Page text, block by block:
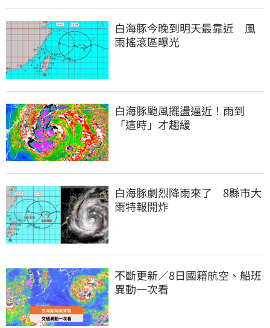
白海豚今晚到明天最靠近　風
雨搖滾區曝光
白海豚颱風擺盪逼近！雨到
「這時」才趨緩
白海豚劇烈降雨來了　8縣市大
雨特報開炸
不斷更新／8日國籍航空、船班
異動一次看